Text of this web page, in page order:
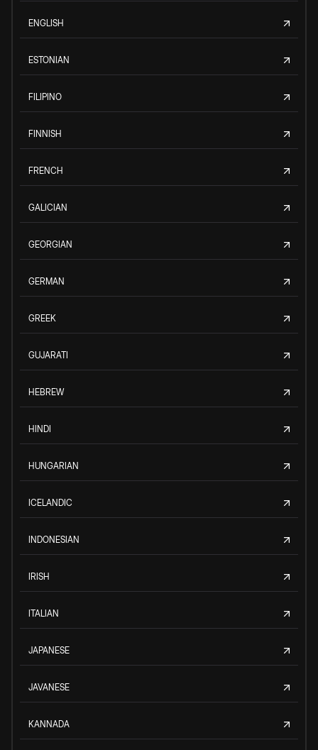
ENGLISH
ESTONIAN
FILIPINO
FINNISH
FRENCH
GALICIAN
GEORGIAN
GERMAN
GREEK
GUJARATI
HEBREW
HINDI
HUNGARIAN
ICELANDIC
INDONESIAN
IRISH
ITALIAN
JAPANESE
JAVANESE
KANNADA